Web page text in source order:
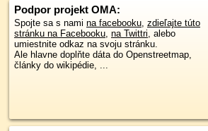
Podpor projekt OMA:
Spojte sa s nami na facebooku, zdieľajte túto
stránku na Facebooku, na Twittri, alebo
umiestnite odkaz na svoju stránku.
Ale hlavne doplňte dáta do Openstreetmap,
články do wikipédie, ...